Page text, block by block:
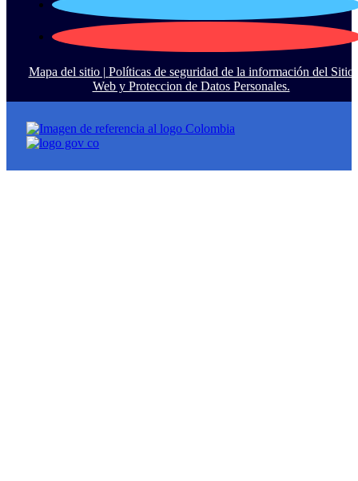
Mapa del sitio | Políticas de seguridad de la información del Sitio
Web y Proteccion de Datos Personales.